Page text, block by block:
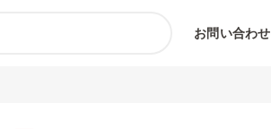
お問い合わせ